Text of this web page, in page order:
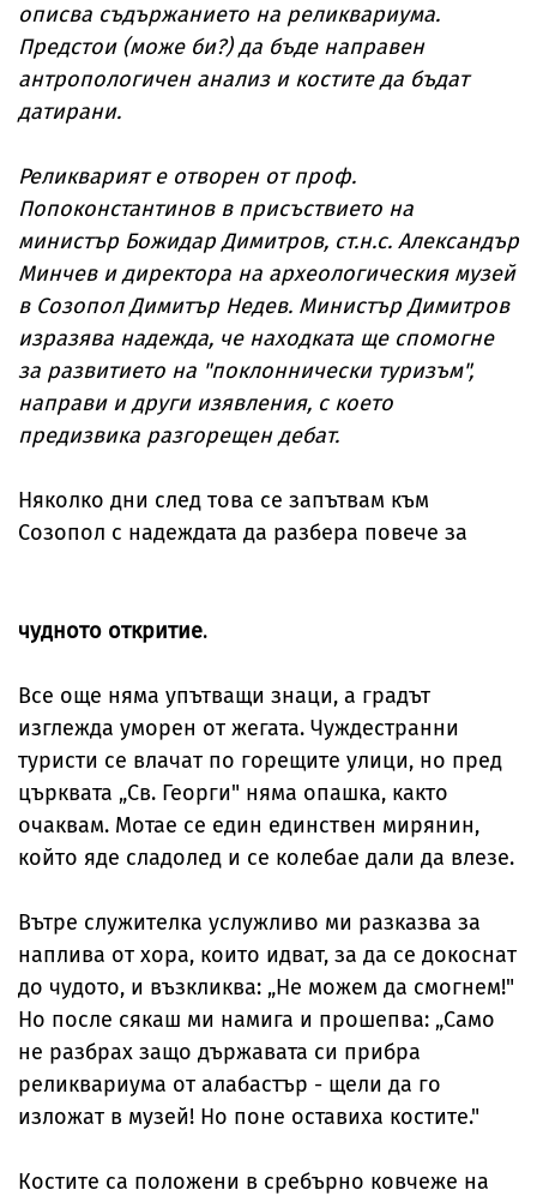
описва съдържанието на реликвариума.
Предстои (може би?) да бъде направен
антропологичен анализ и костите да бъдат
датирани.
Реликварият е отворен от проф.
Попоконстантинов в присъствието на
министър Божидар Димитров, ст.н.с. Александър
Минчев и директора на археологическия музей
в Созопол Димитър Недев. Министър Димитров
изразява надежда, че находката ще спомогне
за развитието на "поклоннически туризъм",
направи и други изявления, с което
предизвика разгорещен дебат.
Няколко дни след това се запътвам към
Созопол с надеждата да разбера повече за
чудното откритие.
Все още няма упътващи знаци, а градът
изглежда уморен от жегата. Чуждестранни
туристи се влачат по горещите улици, но пред
църквата „Св. Георги" няма опашка, както
очаквам. Мотае се един единствен мирянин,
който яде сладолед и се колебае дали да влезе.
Вътре служителка услужливо ми разказва за
наплива от хора, които идват, за да се докоснат
до чудото, и възкликва: „Не можем да смогнем!"
Но после сякаш ми намига и прошепва: „Само
не разбрах защо държавата си прибра
реликвариума от алабастър - щели да го
изложат в музей! Но поне оставиха костите."
Костите са положени в сребърно ковчеже на